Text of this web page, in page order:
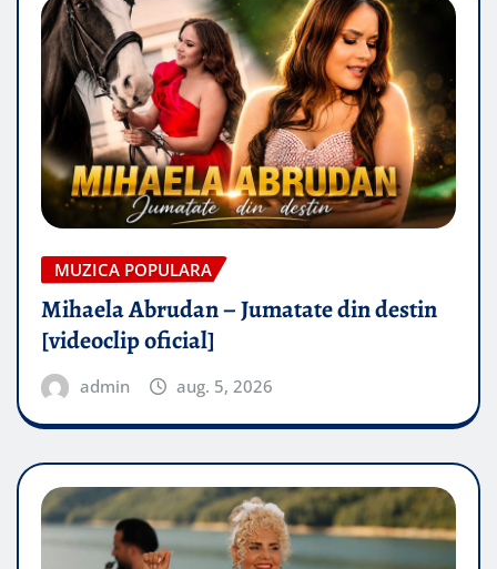
MUZICA POPULARA
Mihaela Abrudan – Jumatate din destin
[videoclip oficial]
admin aug. 5, 2026